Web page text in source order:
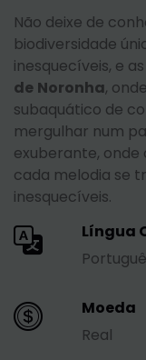
Não deixe de
biodiversidade
inesquecíveis, e
de Noronha,
subaquático de
mergulhar num
exuberante, onde
cada melodia se
inesquecíveis.
Língua
Moeda
Real